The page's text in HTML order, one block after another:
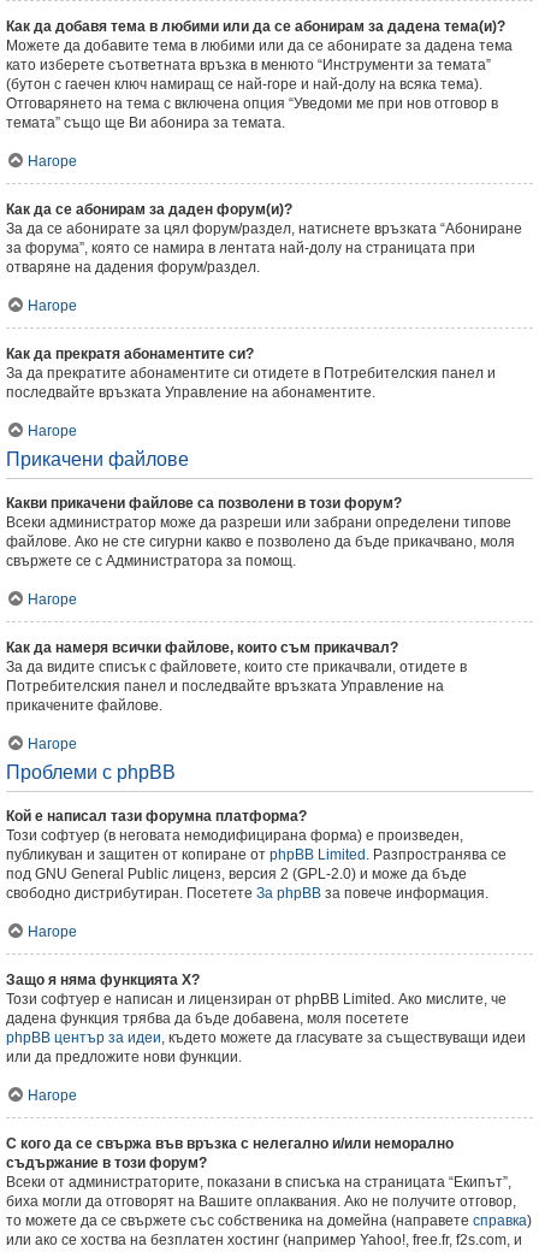
Как да добавя тема в любими или да се абонирам за дадена тема(и)?
Можете да добавите тема в любими или да се абонирате за дадена тема
като изберете съответната връзка в менюто “Инструменти за темата”
(бутон с гаечен ключ намиращ се най-горе и най-долу на всяка тема).
Отговарянето на тема с включена опция “Уведоми ме при нов отговор в
темата” също ще Ви абонира за темата.
Нагоре
Как да се абонирам за даден форум(и)?
За да се абонирате за цял форум/раздел, натиснете връзката “Абониране
за форума”, която се намира в лентата най-долу на страницата при
отваряне на дадения форум/раздел.
Нагоре
Как да прекратя абонаментите си?
За да прекратите абонаментите си отидете в Потребителския панел и
последвайте връзката Управление на абонаментите.
Нагоре
Прикачени файлове
Какви прикачени файлове са позволени в този форум?
Всеки администратор може да разреши или забрани определени типове
файлове. Ако не сте сигурни какво е позволено да бъде прикачвано, моля
свържете се с Администратора за помощ.
Нагоре
Как да намеря всички файлове, които съм прикачвал?
За да видите списък с файловете, които сте прикачвали, отидете в
Потребителския панел и последвайте връзката Управление на
прикачените файлове.
Нагоре
Проблеми с phpBB
Кой е написал тази форумна платформа?
Този софтуер (в неговата немодифицирана форма) е произведен,
публикуван и защитен от копиране от phpBB Limited . Разпространява се
под GNU General Public лиценз, версия 2 (GPL-2.0) и може да бъде
свободно дистрибутиран. Посетете За phpBB за повече информация.
Нагоре
Защо я няма функцията X?
Този софтуер е написан и лицензиран от phpBB Limited. Ако мислите, че
дадена функция трябва да бъде добавена, моля посетете
phpBB център за идеи, където можете да гласувате за съществуващи идеи
или да предложите нови функции.
Нагоре
С кого да се свържа във връзка с нелегално и/или неморално
съдържание в този форум?
Всеки от администраторите, показани в списъка на страницата “Екипът”,
биха могли да отговорят на Вашите оплаквания. Ако не получите отговор,
то можете да се свържете със собственика на домейна (направете справка)
или ако се хоства на безплатен хостинг (например Yahoo!, free.fr, f2s.com, и